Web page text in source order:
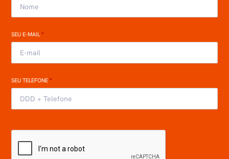
SEU E-MAIL*
SEU TELEFONE*